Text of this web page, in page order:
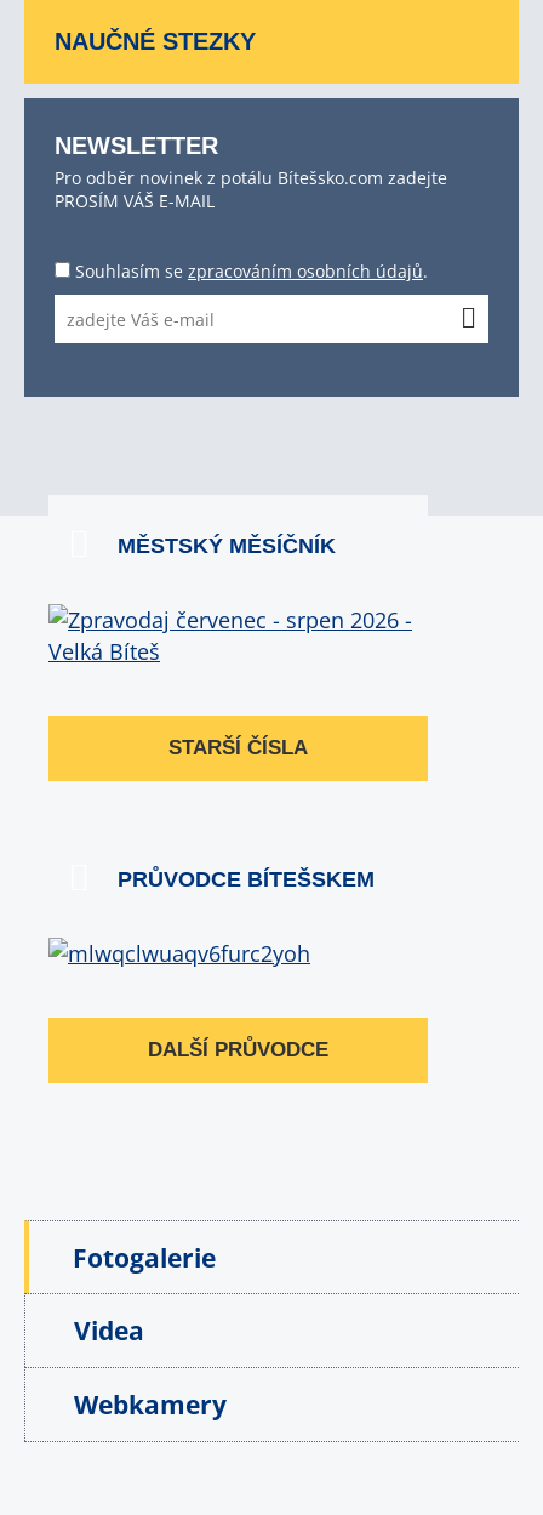
NAUČNÉ STEZKY
NEWSLETTER
Pro odběr novinek z potálu Bítešsko.com zadejte
PROSÍM VÁŠ E-MAIL
Souhlasím se zpracováním osobních údajů.
MĚSTSKÝ MĚSÍČNÍK
STARŠÍ ČÍSLA
PRŮVODCE BÍTEŠSKEM
DALŠÍ PRŮVODCE
Fotogalerie
Videa
Webkamery